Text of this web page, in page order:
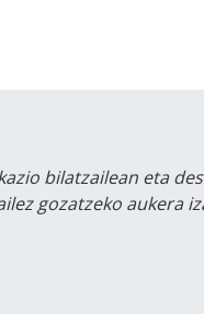
bilatzailean eta
gozatzeko aukera